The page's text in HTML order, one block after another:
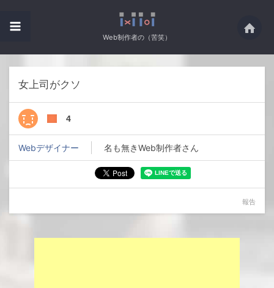
Web制作者の（苦笑）
女上司がクソ
4
Webデザイナー 名も無きWeb制作者さん
報告